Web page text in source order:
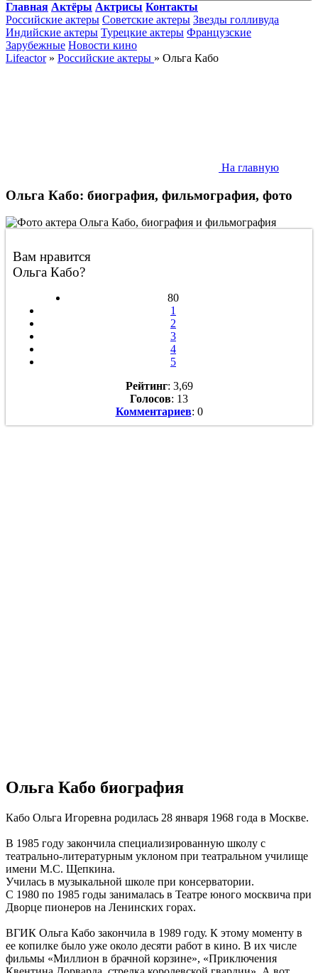
Главная Актёры Актрисы Контакты
Российские актеры Советские актеры Звезды голливуда
Индийские актеры Турецкие актеры Французские
Зарубежные Новости кино
Lifeactor» Российские актеры » Ольга Кабо
На главную
Ольга Кабо: биография, фильмография, фото
Вам нравится
Ольга Кабо?
80
1
2
3
4
5
Рейтинг: 3,69
Голосов: 13
Комментариев: 0
Ольга Кабо биография
Кабо Ольга Игоревна родилась 28 января 1968 года в Москве.
В 1985 году закончила специализированную школу с
театрально-литературным уклоном при театральном училище
имени М.С. Щепкина.
Училась в музыкальной школе при консерватории.
С 1980 по 1985 годы занималась в Театре юного москвича при
Дворце пионеров на Ленинских горах.
ВГИК Ольга Кабо закончила в 1989 году. К этому моменту в
ее копилке было уже около десяти работ в кино. В их числе
фильмы «Миллион в брачной корзине», «Приключения